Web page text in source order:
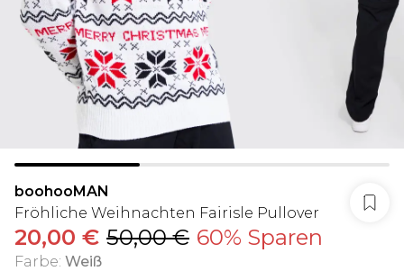
boohooMAN
Fröhliche Weihnachten Fairisle Pullover
20,00 € 50,00 € 60% Sparen
Farbe: Weiß